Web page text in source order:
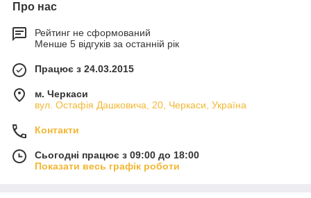
Про нас
Рейтинг не сформований
Менше 5 відгуків за останній рік
Працює з 24.03.2015
м. Черкаси
вул. Остафія Дашковича, 20, Черкаси, Україна
Контакти
Сьогодні працює з 09:00 до 18:00
Показати весь графік роботи